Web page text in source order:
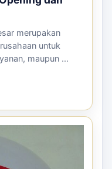
merupakan
untuk
maupun ...